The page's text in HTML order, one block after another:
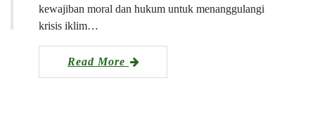
kewajiban moral dan hukum untuk menanggulangi
krisis iklim…
Read More